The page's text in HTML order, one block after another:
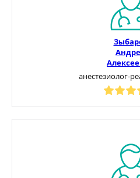
анестезиолог-